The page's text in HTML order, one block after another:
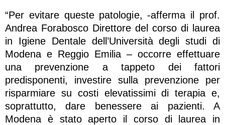
“Per evitare queste patologie, -afferma il prof.
Andrea Forabosco Direttore del corso di laurea
in Igiene Dentale dell’Università degli studi di
Modena e Reggio Emilia – occorre effettuare
una prevenzione a tappeto dei fattori
predisponenti, investire sulla prevenzione per
risparmiare su costi elevatissimi di terapia e,
soprattutto, dare benessere ai pazienti. A
Modena è stato aperto il corso di laurea in